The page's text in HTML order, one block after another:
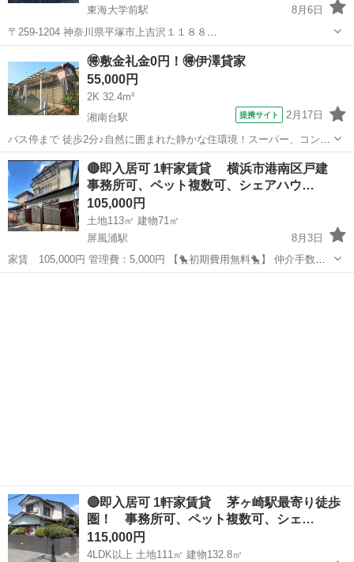
東海大学前駅
8月6日
〒259-1204 神奈川県平塚市上吉沢１１８８
https://maps.app.goo.gl/8T7RPjLxLyGrj2xv9?g_st=ic 家賃：69,000円
管理費：5,000円
平塚市 東海大学前駅 一戸建て
🉐敷金礼金0円！🉐伊澤貸家
55,000円
2K 32.4m²
湘南台駅
提携サイト 2月17日
バス停まで 徒歩2分♪自然に囲まれた静かな住環境！スーパー、コンビ
ニが近いので買い物が便利！
神奈川 藤沢市 湘南台駅 一戸建て
🔴即入居可 1軒家賃貸 横浜市港南区戸建
事務所可、ペット複数可、シェアハウ…
105,000円
土地113㎡ 建物71㎡
屏風浦駅
8月3日
家賃 105,000円 管理費：5,000円 【🐤初期費用無料🐤】 仲介手数
料 ：0円 敷金 ：0円 礼金 ：0円 －－－－－－
🔴即入居可 1軒家賃貸 茅ヶ崎駅最寄り徒歩
圏！ 事務所可、ペット複数可、シェ…
115,000円
4LDK以上 土地111㎡ 建物132.8㎡